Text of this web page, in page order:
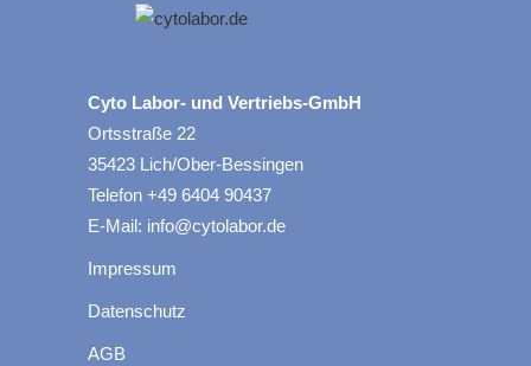
Cyto Labor- und Vertriebs-GmbH
Ortsstraße 22
35423 Lich/Ober-Bessingen
Telefon +49 6404 90437
E-Mail: info@cytolabor.de
Impressum
Datenschutz
AGB